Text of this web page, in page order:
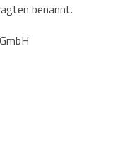
benannt.